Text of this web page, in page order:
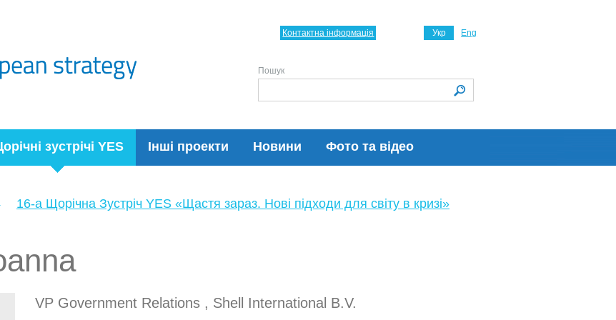
зустрічі YES Інші проекти Новини Фото та відео
Укр Eng
Контактна інформація
Пошук
16-а Щорічна Зустріч YES «Щастя зараз. Нові підходи для світу в кризі»
VP Government Relations , Shell International B.V.